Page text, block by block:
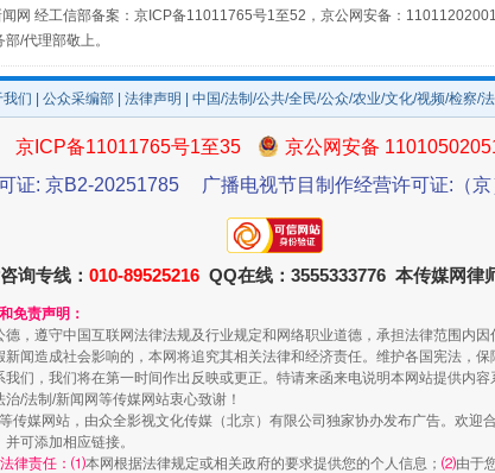
一颗心始终滚烫
网 经工信部备案：京ICP备11011765号1至52，京公网安备：
/代理部敬上。
我们 公众采编部 法律声明 | 中国/法制/公共/全民/公众/农业/文化/视频/检察/
京ICP备11011765号1至35
京公网安备
证: 京B2-20251785
广播电视节目制作经营许可证:（
询专线： 010-89525216 QQ在线：3555333776 本传媒网律
免责声明：
，遵守中国互联网法律法规及行业规定和网络职业道德，承担法律范围内
闻造成社会影响的，本网将追究其相关法律和经济责任。维护各国宪法，
们，我们将在第一时间作出反映或更正。特请来函来电说明本网站提供内
/法制/新闻网等传媒网站衷心致谢！
传媒网站，由众全影视文化传媒（北京）有限公司独家协办发布广告。欢迎
可添加相应链接。
法律责任：⑴本网根据法律规定或相关政府的要求提供您的个人信息； ⑵由于